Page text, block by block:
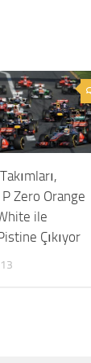
P Zero Orange
ile
Çıkıyor